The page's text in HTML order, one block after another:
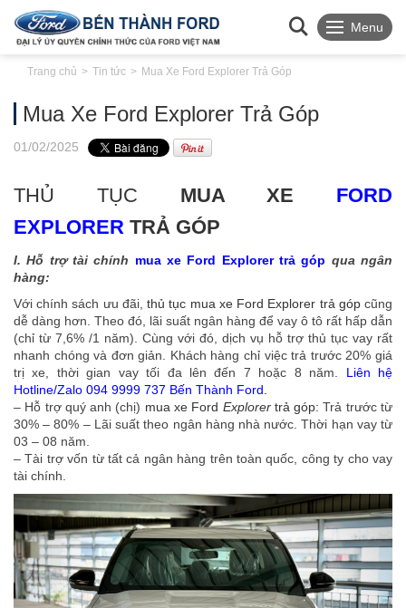
Menu
Trang chủ Tin tức Mua Xe Ford Explorer Trả Góp
Mua Xe Ford Explorer Trả Góp
01/02/2025
THỦ TỤC MUA XE FORD
EXPLORER TRẢ GÓP
I. Hỗ trợ tài chính mua xe Ford Explorer trả góp qua ngân
hàng:
Với chính sách ưu đãi,thủ tục mua xe Ford Explorer trả gópcũng
dễ dàng hơn. Theo đó, lãi suất ngân hàng để vay ô tô rất hấp dẫn
(chỉ từ 7,6% /1 năm). Cùng với đó, dịch vụ hỗ trợ thủ tục vay rất
nhanh chóng và đơn giản. Khách hàng chỉ việc trả trước 20% giá
trị xe, thời gian vay tối đa lên đến 7 hoặc 8 năm. Liên hệ
Hotline/Zalo 094 9999 737 Bến Thành Ford
– Hỗ trợ quý anh (chị) mua xe Ford Explorer trả góp:Trả trước từ
30% – 80% – Lãi suất theo ngân hàng nhà nước. Thời hạn vay từ
03 – 08 năm.
– Tài trợ vốn từ tất cả ngân hàng trên toàn quốc, công ty cho vay
tài chính.